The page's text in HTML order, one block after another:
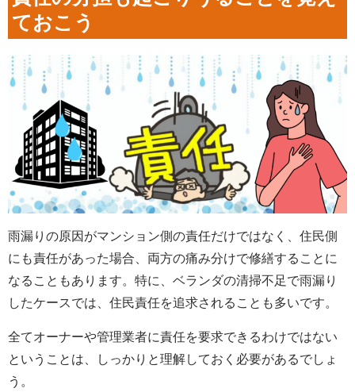
ておこう
雨漏りの原因がマンション側の責任だけではなく、住民側
にも責任があった場合、両方の痛み分けで修繕することに
なることもあります。特に、ベランダの清掃不足で雨漏り
したケースでは、住民責任を追求されることも多いです。
全てオーナーや管理業者に責任を要求できるわけではない
ということは、しっかりと理解しておく必要があるでしょ
う。